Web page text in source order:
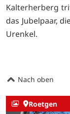
Kalterherberg
das Jubelpaar,
Urenkel.
Nach oben
Roetgen